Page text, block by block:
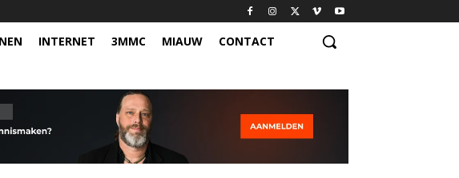
INTERNET 3MMC MIAUW CONTACT